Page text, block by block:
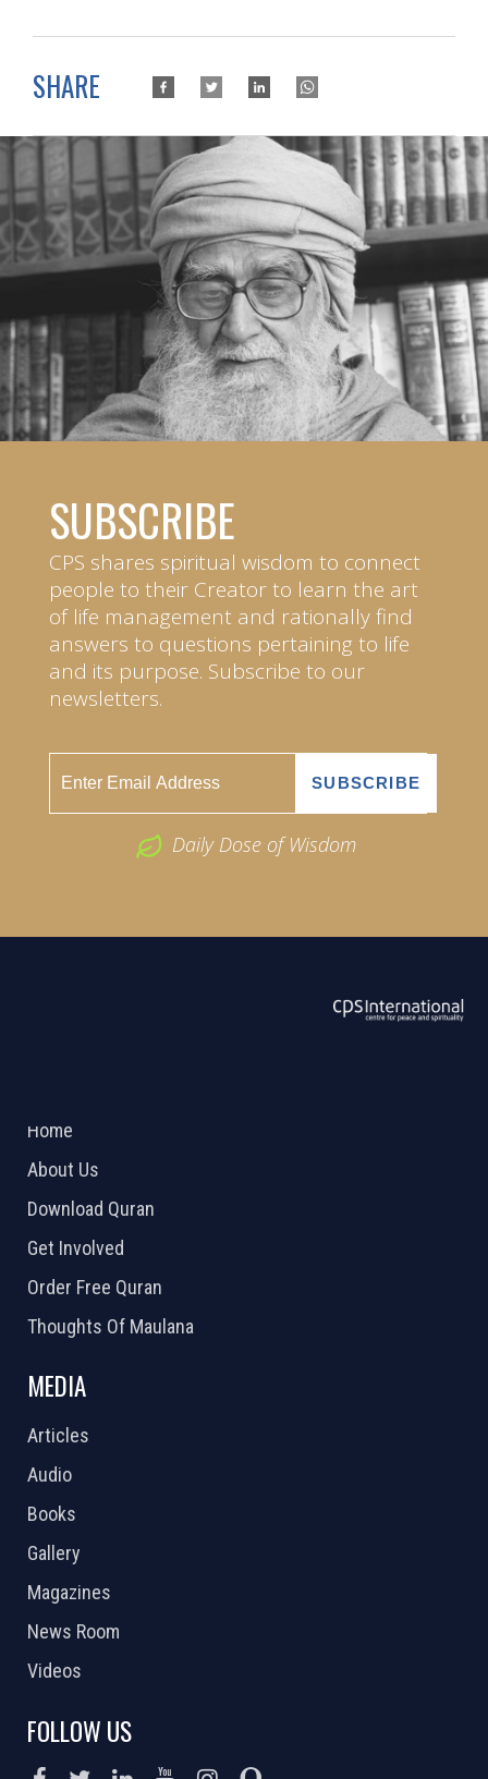
SHARE
SUBSCRIBE
CPS shares spiritual wisdom to connect
people to their Creator to learn the art
of life management and rationally find
answers to questions pertaining to life
and its purpose. Subscribe to our
newsletters.
Daily Dose of Wisdom
Home
About Us
Download Quran
Get Involved
Order Free Quran
Thoughts Of Maulana
MEDIA
Articles
Audio
Books
Gallery
Magazines
News Room
Videos
FOLLOW US